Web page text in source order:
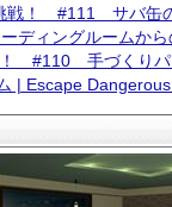
戦！ #111 サバ缶
ーディングルームから
！ #110 手づくりパ
| Escape